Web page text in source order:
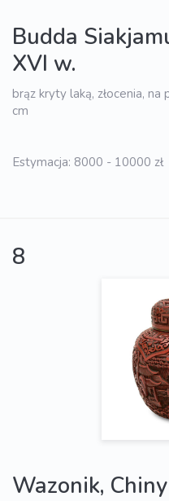
Budda
XVI w.
brąz kryty laką, złocenia,
cm
Estymacja: 8000 - 10000 zł
8
Wazonik, Chiny